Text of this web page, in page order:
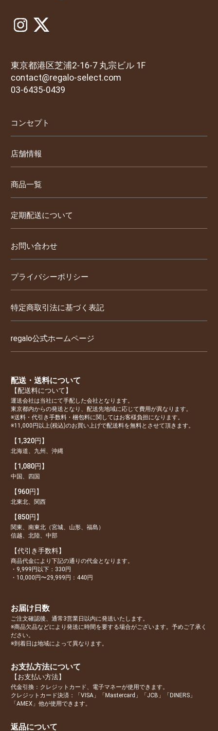
東京都港区芝浦2-16-7 丸宗ビル 1F
contact@regalo-select.com
03-6435-0439
コンセプト
店舗情報
商品一覧
定期配送について
お問い合わせ
プライバシーポリシー
特定商取引法に基づく表記
regalo公式ホームページ
配送・送料について
【配送料について】
運送会社は当社にて手配した会社となります。
東京都内からの発送となり、配送先地域に応じて費用が異なります。
※送料・代引き手数料・梱包料に関してはお客様負担になります。
※11,000円以上(税込)のお買い上げで配送料を無料とさせて頂きます。
【1,320円】
北海道、九州、沖縄
【1,080円】
中国、四国
【960円】
北東北、関西
【850円】
関東、南東北（宮城、山形、福島）
信越、北陸、中部
【代引き手数料】
商品代金により下記の通りの代金となります。
・9,999円以下：330円
・10,000円〜29,999円：440円
お届け日数
ご注文確認後、通常3営業日以内に発送いたします。
※商品欠品などにより発送に時間を要する場合がございます。予めご了承く
ださい。
※到着日は地域によって異なります。
お支払方法について
【お支払い方法】
代金引換：クレジットカード、電子マネーが使用できます。
クレジットカード決済：「VISA」「Mastercard」「JCB」「DINERS」
「AMEX」他が使用できます。
返品について